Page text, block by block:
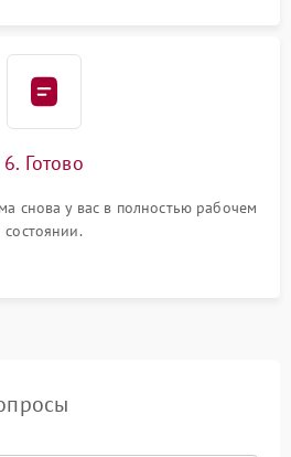
6. Готово
снова у вас в полностью рабочем
состоянии.